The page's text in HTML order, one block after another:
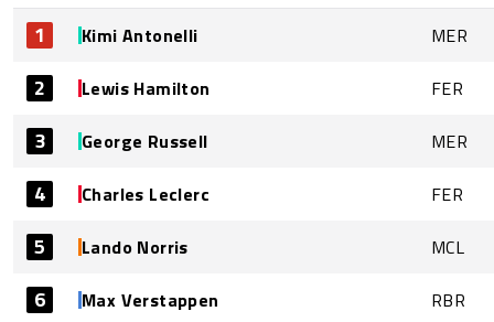
1 Kimi Antonelli MER
2 Lewis Hamilton FER
3 George Russell MER
4 Charles Leclerc FER
5 Lando Norris MCL
6 Max Verstappen RBR